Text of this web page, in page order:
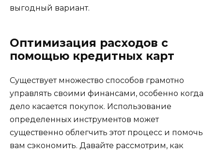
выгодный вариант.
Оптимизация расходов с
помощью кредитных карт
Существует множество способов грамотно
управлять своими финансами, особенно когда
дело касается покупок. Использование
определенных инструментов может
существенно облегчить этот процесс и помочь
вам сэкономить. Давайте рассмотрим, как